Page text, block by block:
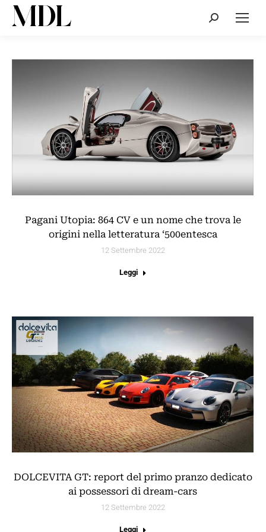
Cerca:
Pagani Utopia: 864 CV e un nome che trova le
origini nella letteratura ‘500entesca
12 Settembre 2022
Leggi
DOLCEVITA GT: report del primo pranzo dedicato
ai possessori di dream-cars
12 Settembre 2022
Leggi